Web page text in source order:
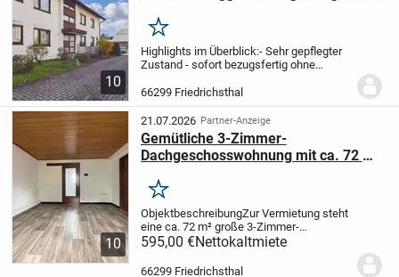
10
Merken
Highlights im Überblick:- Sehr gepflegter
Zustand - sofort bezugsfertig ohne
Außenbereiche: Balkon sowie großzügige
Loggia mit viel Platz zum Entspannen-...
66299 Friedrichsthal
10
21.07.2026 Partner-Anzeige
Gemütliche 3-Zimmer-
Dachgeschosswohnung mit ca. 72 m²
Merken
ObjektbeschreibungZur Vermietung steht
eine ca. 72 m² große 3-Zimmer-
Dachgeschosswohnung in Friedrichsthal,
über eine praktische Raumaufteilung mit
595,00 €Nettokaltmiete
66299 Friedrichsthal